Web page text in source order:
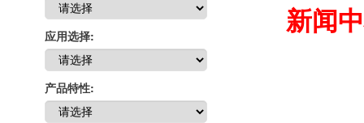
应用选择:
产品特性:
新闻